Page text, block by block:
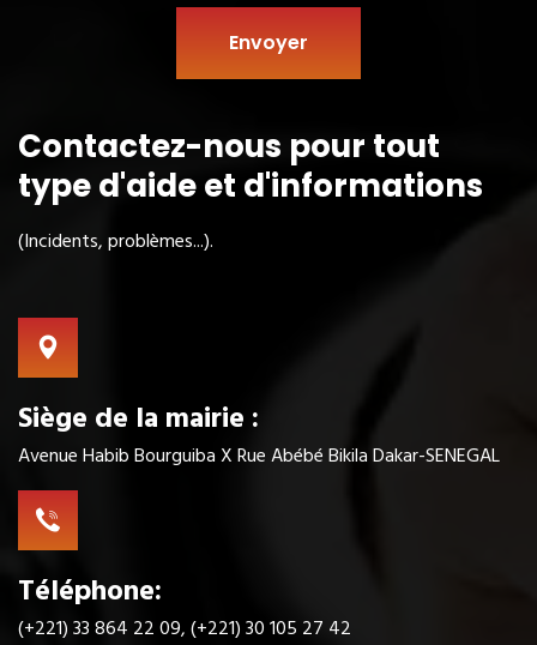
Envoyer
Contactez-nous pour tout
typed'aide et d'informations
(Incidents, problèmes...).
Siège de la mairie :
Avenue Habib Bourguiba X Rue Abébé Bikila Dakar-SENEGAL
Téléphone:
(+221) 33 864 22 09, (+221) 30 105 27 42